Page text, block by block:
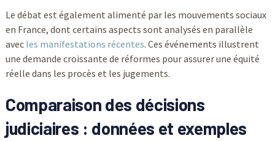
Le débat est également alimenté par les mouvements sociaux
en France, dont certains aspects sont analysés en parallèle
avec les manifestations récentes. Ces événements illustrent
une demande croissante de réformes pour assurer une équité
réelle dans les procès et les jugements.
Comparaison des décisions
judiciaires : données et exemples